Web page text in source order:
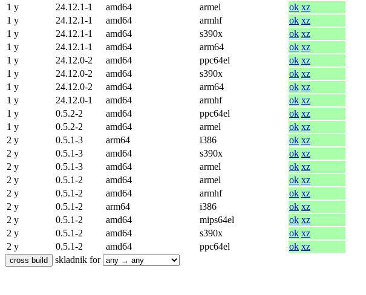
1 y
24.12.1-1 amd64 armel ok xz
1 y
24.12.1-1 amd64 armhf ok xz
1 y
24.12.1-1 amd64 s390x ok xz
1 y
24.12.1-1 amd64 arm64 ok xz
1 y
24.12.0-2 amd64 ppc64el ok xz
1 y
24.12.0-2 amd64 s390x ok xz
1 y
24.12.0-2 amd64 arm64 ok xz
1 y
24.12.0-1 amd64 armhf ok xz
1 y
0.5.2-2 amd64 ppc64el ok xz
1 y
0.5.2-2 amd64 armel ok xz
2 y
0.5.1-3 arm64 i386 ok xz
2 y
0.5.1-3 amd64 s390x ok xz
2 y
0.5.1-3 amd64 armel ok xz
2 y
0.5.1-2 amd64 armel ok xz
2 y
0.5.1-2 amd64 armhf ok xz
2 y
0.5.1-2 arm64 i386 ok xz
2 y
0.5.1-2 amd64 mips64el ok xz
2 y
0.5.1-2 amd64 s390x ok xz
2 y
0.5.1-2 amd64 ppc64el ok xz
skladnik for